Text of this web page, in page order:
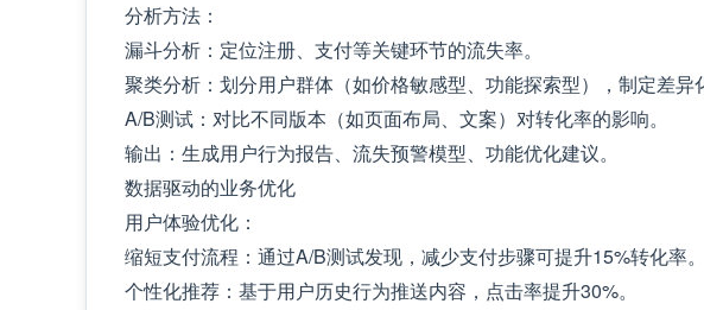
分析方法：
漏斗分析：定位注册、支付等关键环节的流失率。
聚类分析：划分用户群体（如价格敏感型、功能探索型），制定差异
A/B测试：对比不同版本（如页面布局、文案）对转化率的影响。
输出：生成用户行为报告、流失预警模型、功能优化建议。
数据驱动的业务优化
用户体验优化：
缩短支付流程：通过A/B测试发现，减少支付步骤可提升15%转化率。
个性化推荐：基于用户历史行为推送内容，点击率提升30%。